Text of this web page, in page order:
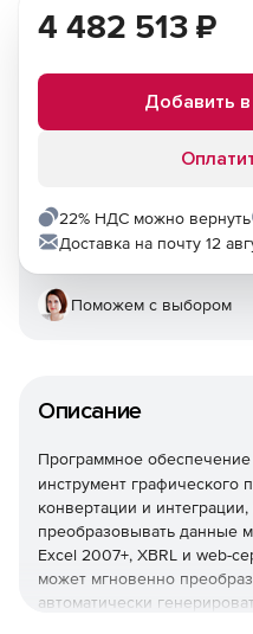
Описание
Программное обеспечение
инструмент графического
конвертации и
преобразовывать данные
Excel 2007+, XBRL и web-
может мгновенно
автоматически
4 482 513 ₽
Добавить
22% НДС можно вернуть
Доставка на почту 12
Поможем с выбором